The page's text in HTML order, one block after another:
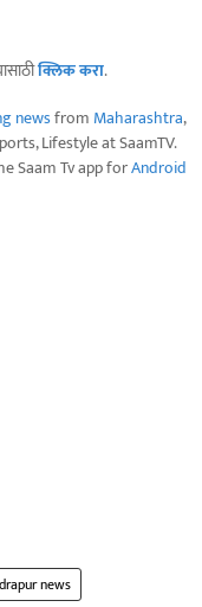
क्लिक करा.
newsfrom Maharashtra,
Lifestyle at SaamTV.
Saam Tv app forAndroid
news